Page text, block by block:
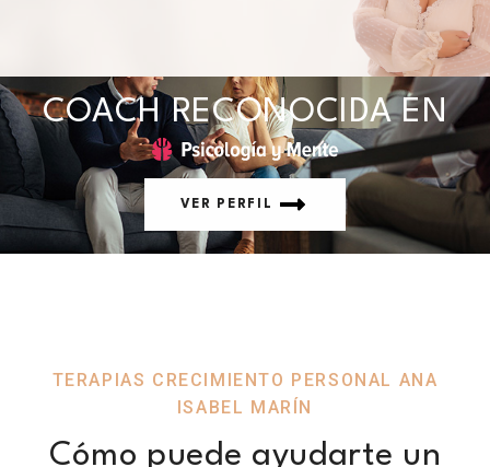
COACH RECONOCIDA EN
VER PERFIL
TERAPIAS CRECIMIENTO PERSONAL ANA
ISABEL MARÍN
Cómo puede ayudarte un